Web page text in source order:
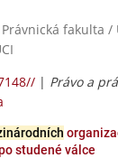
fakulta /
| Právo a
studené válce